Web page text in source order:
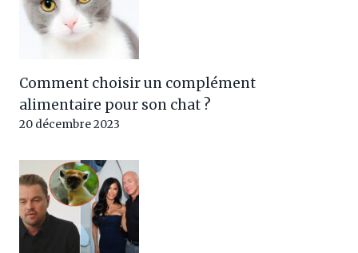
Comment choisir un complément
alimentaire pour son chat ?
20 décembre 2023